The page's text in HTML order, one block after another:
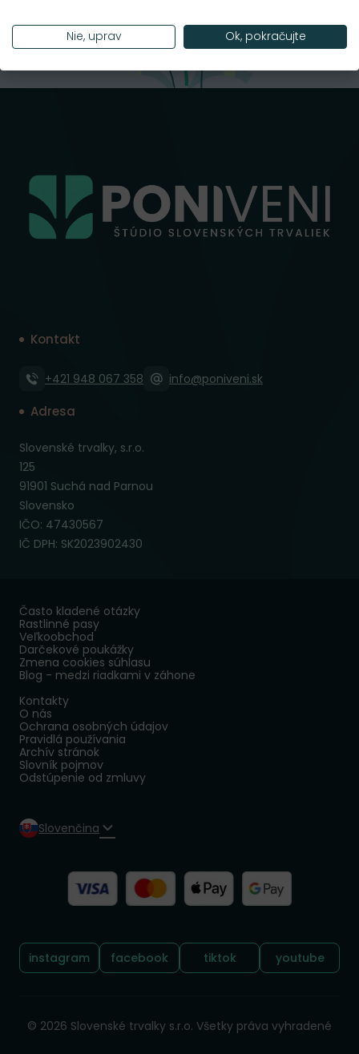
Kontakt
+421 948 067 358 info@poniveni.sk
Adresa
Slovenské trvalky, s.r.o.
125
91901 Suchá nad Parnou
Slovensko
IČO: 47430567
IČ DPH: SK2023902430
Často kladené otázky
Rastlinné pasy
Veľkoobchod
Darčekové poukážky
Zmena cookies súhlasu
Blog - medzi riadkami v záhone
Kontakty
O nás
Ochrana osobných údajov
Pravidlá používania
Archív stránok
Slovník pojmov
Odstúpenie od zmluvy
Slovenčina
Sledujte nás:
instagram facebook tiktok youtube
© 2026 Slovenské trvalky s.r.o. Všetky práva vyhradené
Nie, uprav Ok, pokračujte